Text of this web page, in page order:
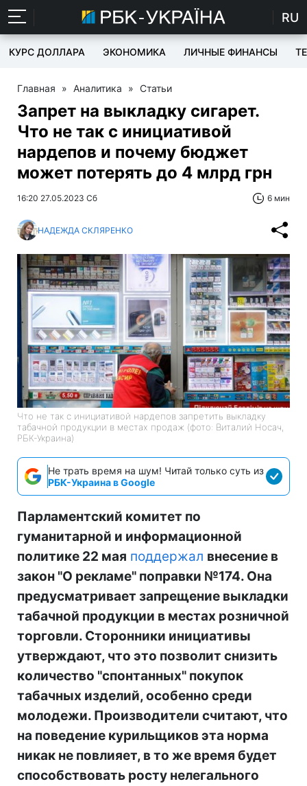
RU
КУРС ДОЛЛАРА ЭКОНОМИКА ЛИЧНЫЕ ФИНАНСЫ
Главная » Аналитика » Статьи
Запрет на выкладку сигарет.
Что не так с инициативой
нардепов и почему бюджет
может потерять до 4 млрд грн
16:20 27.05.2023 Сб 6 мин
НАДЕЖДА СКЛЯРЕНКО
Что не так с инициативой нардепов запретить выкладку
табачной продукции в местах продаж (фото: Виталий Носач,
РБК-Украина)
Не трать время на шум! Читай только суть из
РБК-Украина в Google
Парламентский комитет по
гуманитарной и информационной
политике 22 мая поддержал внесение в
закон "О рекламе" поправки №174. Она
предусматривает запрещение выкладки
табачной продукции в местах розничной
торговли. Сторонники инициативы
утверждают, что это позволит снизить
количество "спонтанных" покупок
табачных изделий, особенно среди
молодежи. Производители считают, что
на поведение курильщиков эта норма
никак не повлияет, в то же время будет
способствовать росту нелегального